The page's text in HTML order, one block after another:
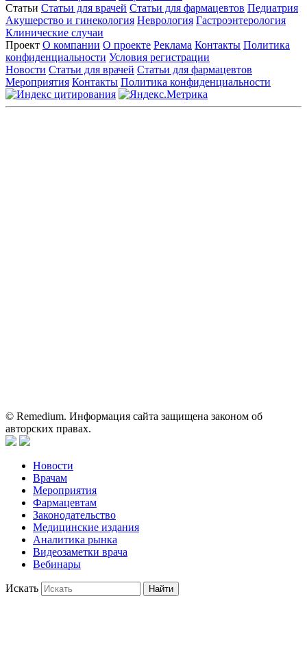
Статьи Статьи для врачей Статьи для фармацевтов Педиатрия
Акушерство и гинекология Неврология Гастроэнтерология
Клинические случаи
Проект О компании О проекте Реклама Контакты Политика
конфиденциальности Условия регистрации
Новости Статьи для врачей Статьи для фармацевтов
Мероприятия Контакты Политика конфиденциальности
© Remedium. Информация сайта защищена законом об
авторских правах.
Новости
Врачам
Мероприятия
Фармацевтам
Законодательство
Медицинские издания
Аналитика рынка
Видеозаметки врача
Вебинары
Искать Найти